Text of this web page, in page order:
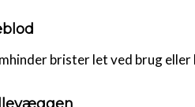
brister let ved brug